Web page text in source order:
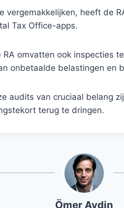
vergemakkelijken, heeft de
Tax Office-apps.
RA omvatten ook inspecties
onbetaalde belastingen en
audits van cruciaal belang
terug te dringen.
Ömer Aydin